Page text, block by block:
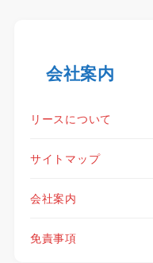
会社案内
リースについて
サイトマップ
会社案内
免責事項